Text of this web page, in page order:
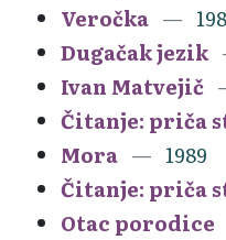
Veročka
Dugačak jezik
Ivan Matvejič
Čitanje: priča
Mora
1989
Čitanje: priča
Otac porodice